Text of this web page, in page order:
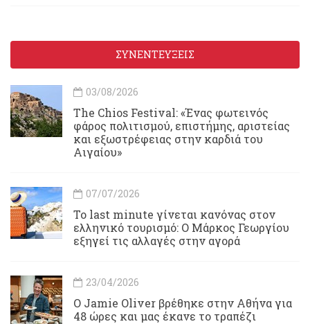
ΣΥΝΕΝΤΕΥΞΕΙΣ
03/08/2026
Τhe Chios Festival: «Ένας φωτεινός
φάρος πολιτισμού, επιστήμης, αριστείας
και εξωστρέφειας στην καρδιά του
Αιγαίου»
07/07/2026
Το last minute γίνεται κανόνας στον
ελληνικό τουρισμό: Ο Μάρκος Γεωργίου
εξηγεί τις αλλαγές στην αγορά
23/04/2026
Ο Jamie Oliver βρέθηκε στην Αθήνα για
48 ώρες και μας έκανε το τραπέζι